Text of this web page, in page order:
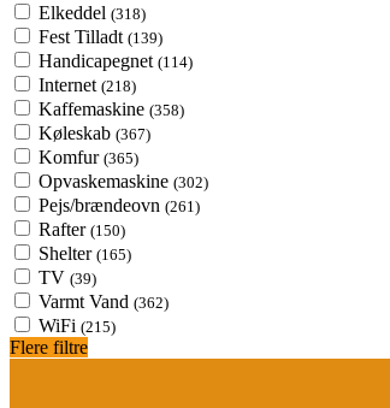
Elkeddel (318)
Fest Tilladt (139)
Handicapegnet (114)
Internet (218)
Kaffemaskine (358)
Køleskab (367)
Komfur (365)
Opvaskemaskine (302)
Pejs/brændeovn (261)
Rafter (150)
Shelter (165)
TV (39)
Varmt Vand (362)
WiFi (215)
Flere filtre